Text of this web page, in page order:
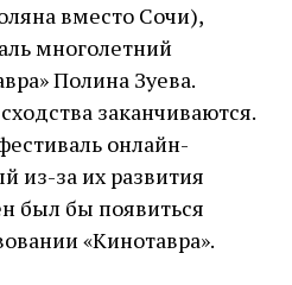
вместо Сочи),
многолетний
Полина Зуева.
заканчиваются.
онлайн-
из-за их развития
был бы появиться
«Кинотавра».